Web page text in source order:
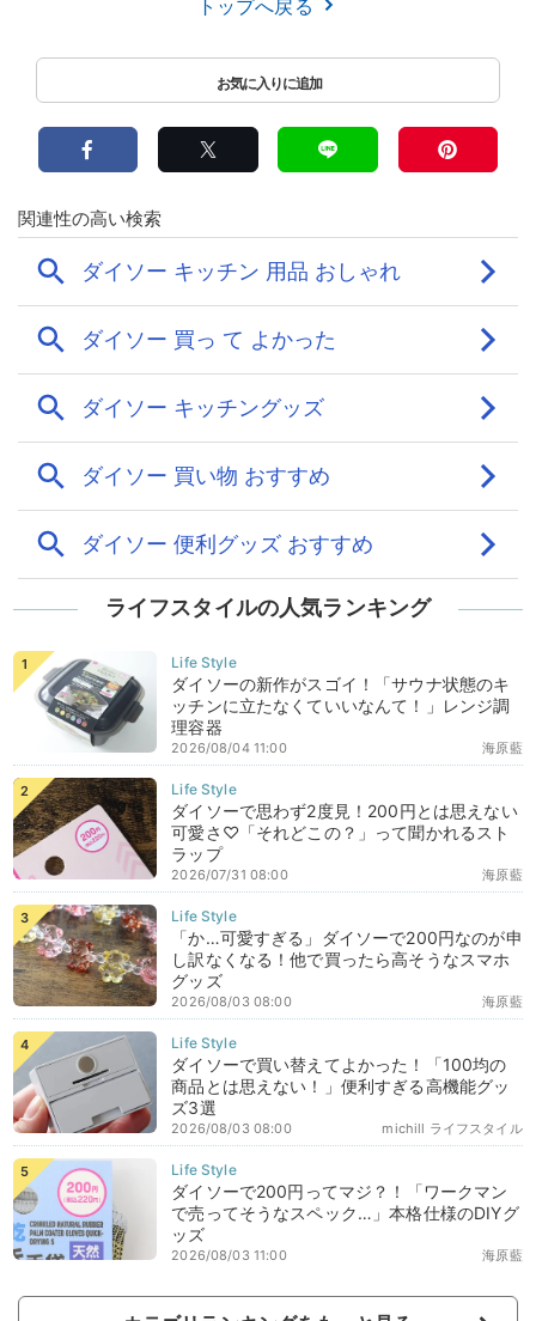
トップへ戻る
ライフスタイルの人気ランキング
ダイソーの新作がスゴイ！「サウナ状態のキ
ッチンに立たなくていいなんて！」レンジ調
理容器
海原藍
2026/08/04 11:00
ダイソーで思わず2度見！200円とは思えない
可愛さ♡「それどこの？」って聞かれるスト
ラップ
海原藍
2026/07/31 08:00
「か…可愛すぎる」ダイソーで200円なのが申
し訳なくなる！他で買ったら高そうなスマホ
グッズ
海原藍
2026/08/03 08:00
ダイソーで買い替えてよかった！「100均の
商品とは思えない！」便利すぎる高機能グッ
ズ3選
michill ライフスタイル
2026/08/03 08:00
ダイソーで200円ってマジ？！「ワークマン
で売ってそうなスペック…」本格仕様のDIYグ
ッズ
海原藍
2026/08/03 11:00